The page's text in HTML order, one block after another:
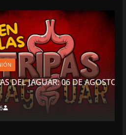
06 DE AGOSTO DE